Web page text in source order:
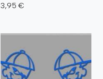
3,95 €